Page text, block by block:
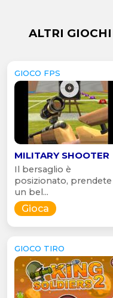
ALTRI
GIOCO FPS
MILITARY SHOOTER
Il bersaglio è
posizionato, prendete
un bel...
Gioca
GIOCO TIRO